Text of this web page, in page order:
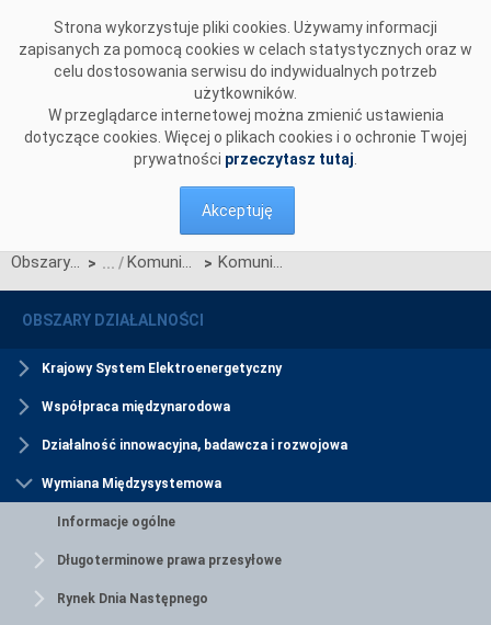
Strona wykorzystuje pliki cookies. Używamy informacji
zapisanych za pomocą cookies w celach statystycznych oraz w
celu dostosowania serwisu do indywidualnych potrzeb
użytkowników.
W przeglądarce internetowej można zmienić ustawienia
dotyczące cookies. Więcej o plikach cookies i o ochronie Twojej
prywatności przeczytasz tutaj
Akceptuję
Obszary działalności > Komunikaty SIDC > Komunikat OSP dotyczący zawieszenia procesu Jednolitego łączenia Rynków Dnia Bieżącego w dniu 26.05.2026.
OBSZARY DZIAŁALNOŚCI
Krajowy System Elektroenergetyczny
Współpraca międzynarodowa
Działalność innowacyjna, badawcza i rozwojowa
Wymiana Międzysystemowa
Informacje ogólne
Długoterminowe prawa przesyłowe
Rynek Dnia Następnego